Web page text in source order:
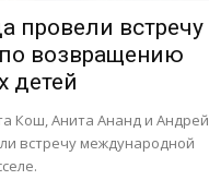
провели встречу
возвращению
детей
Кош, Анита Ананд и Андрей
встречу международной